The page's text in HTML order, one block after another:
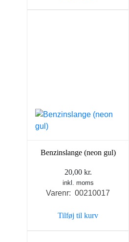
Benzinslange (neon gul)
20,00 kr.
inkl. moms
Varenr: 00210017
Tilføj til kurv